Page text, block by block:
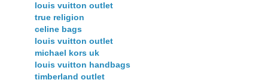
louis vuitton outlet
true religion
celine bags
louis vuitton outlet
michael kors uk
louis vuitton handbags
timberland outlet